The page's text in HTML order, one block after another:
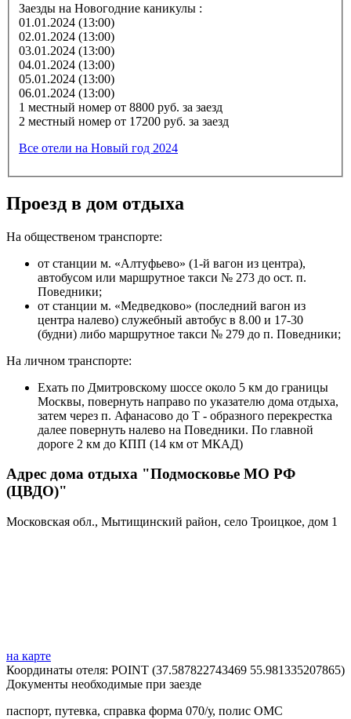
Заезды на Новогодние каникулы :
01.01.2024 (13:00)
02.01.2024 (13:00)
03.01.2024 (13:00)
04.01.2024 (13:00)
05.01.2024 (13:00)
06.01.2024 (13:00)
1 местный номер от 8800 руб. за заезд
2 местный номер от 17200 руб. за заезд
Все отели на Новый год 2024
Проезд в дом отдыха
На общественом транспорте:
от станции м. «Алтуфьево» (1-й вагон из центра),
автобусом или маршрутное такси № 273 до ост. п.
Поведники;
от станции м. «Медведково» (последний вагон из
центра налево) служебный автобус в 8.00 и 17-30
(будни) либо маршрутное такси № 279 до п. Поведники;
На личном транспорте:
Ехать по Дмитровскому шоссе около 5 км до границы
Москвы, повернуть направо по указателю дома отдыха,
затем через п. Афанасово до Т - образного перекрестка
далее повернуть налево на Поведники. По главной
дороге 2 км до КПП (14 км от МКАД)
Адрес дома отдыха "Подмосковье МО РФ
(ЦВДО)"
Московская обл., Мытищинский район, село Троицкое, дом 1
на карте
Координаты отеля: POINT (37.587822743469 55.981335207865)
Документы необходимые при заезде
паспорт, путевка, справка форма 070/у, полис ОМС